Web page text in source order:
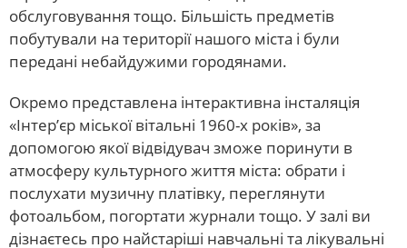
обслуговування тощо. Більшість предметів
побутували на території нашого міста і були
передані небайдужими городянами.
Окремо представлена інтерактивна інсталяція
«Інтер’єр міської вітальні 1960-х років», за
допомогою якої відвідувач зможе поринути в
атмосферу культурного життя міста: обрати і
послухати музичну платівку, переглянути
фотоальбом, погортати журнали тощо. У залі ви
дізнаєтесь про найстаріші навчальні та лікувальні